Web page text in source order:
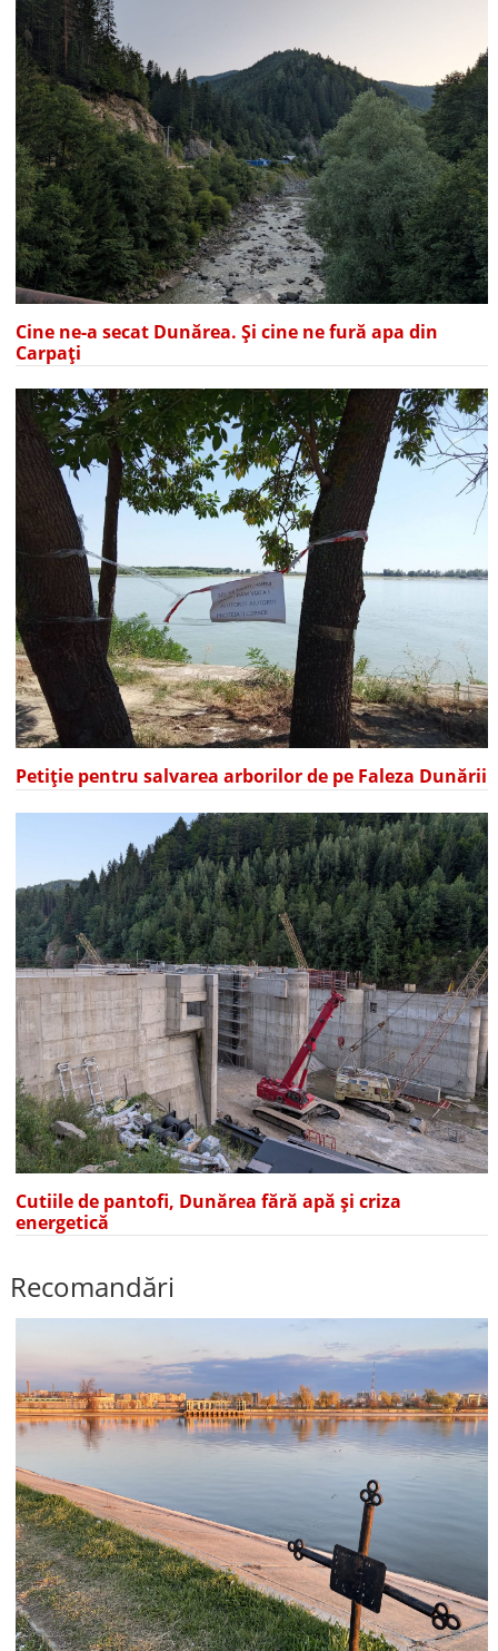
Cine ne-a secat Dunărea. Și cine ne fură apa din
Carpați
Petiție pentru salvarea arborilor de pe Faleza Dunării
Cutiile de pantofi, Dunărea fără apă și criza
energetică
Recomandări